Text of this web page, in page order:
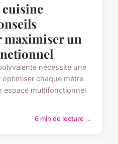
cuisine
maximiser un
nécessite une
chaque mètre
espace multifonctionnel
6 min de lecture →